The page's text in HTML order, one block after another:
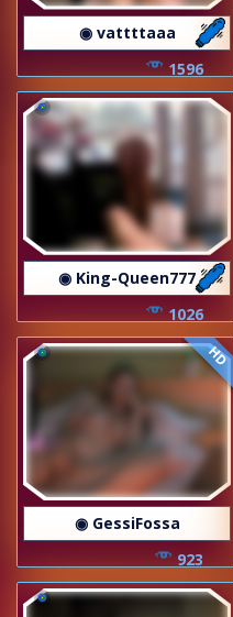
◉ vattttaaa
1596
◉ King-Queen777
1026
HD
◉ GessiFossa
923